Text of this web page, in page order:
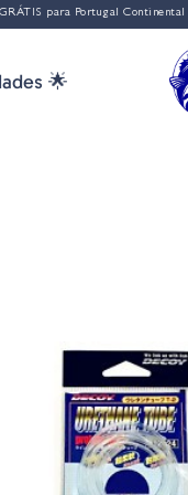
para Portugal Continental
🌟